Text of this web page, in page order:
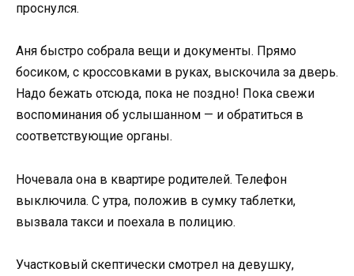
проснулся.
Аня быстро собрала вещи и документы. Прямо
босиком, с кроссовками в руках, выскочила за дверь.
Надо бежать отсюда, пока не поздно! Пока свежи
воспоминания об услышанном — и обратиться в
соответствующие органы.
Ночевала она в квартире родителей. Телефон
выключила. С утра, положив в сумку таблетки,
вызвала такси и поехала в полицию.
Участковый скептически смотрел на девушку,